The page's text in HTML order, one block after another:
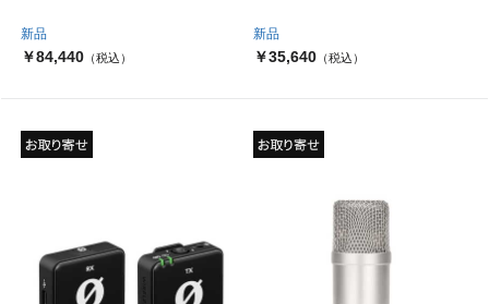
新品
￥84,440 （税込）
新品
￥35,640（税込）